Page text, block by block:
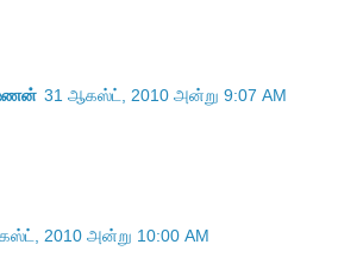
31 ஆகஸ்ட், 2010 அன்று 9:07 AM
2010 அன்று 10:00 AM